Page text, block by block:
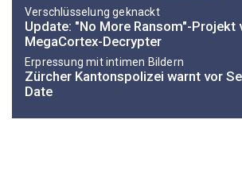
Verschlüsselung geknackt
Update: "No More Ransom"-
MegaCortex-Decrypter
Erpressung mit intimen Bildern
Zürcher Kantonspolizei warnt vor
Date